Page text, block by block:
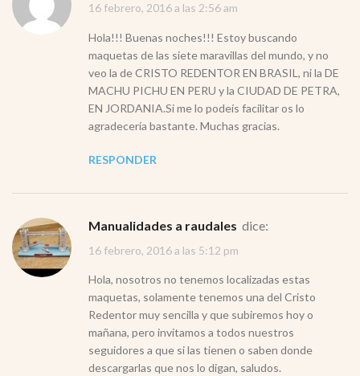
16 febrero, 2016 a las 2:56 am
Hola!!! Buenas noches!!! Estoy buscando
maquetas de las siete maravillas del mundo, y no
veo la de CRISTO REDENTOR EN BRASIL, ni la DE
MACHU PICHU EN PERU y la CIUDAD DE PETRA,
EN JORDANIA.Si me lo podeís facilitar os lo
agradecería bastante. Muchas gracias.
RESPONDER
Manualidades a raudales dice:
16 febrero, 2016 a las 5:12 pm
Hola, nosotros no tenemos localizadas estas
maquetas, solamente tenemos una del Cristo
Redentor muy sencilla y que subiremos hoy o
mañana, pero invitamos a todos nuestros
seguidores a que si las tienen o saben donde
descargarlas que nos lo digan, saludos.